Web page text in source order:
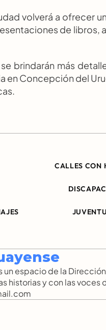
volverá a ofrecer
de libros,
brindarán más
en Concepción del
CALLES CON
un espacio de la
historias y con las voces